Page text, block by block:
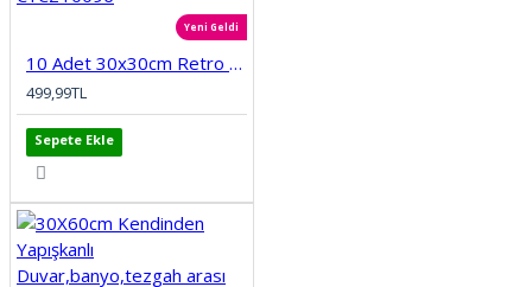
Yeni Geldi
10 Adet 30x30cm Retro Etnik Desen Köpük Yapışkanlı Mutfak Banyo Duvar Paneli Kağıdı CYCZT0096
499,99TL
Sepete Ekle